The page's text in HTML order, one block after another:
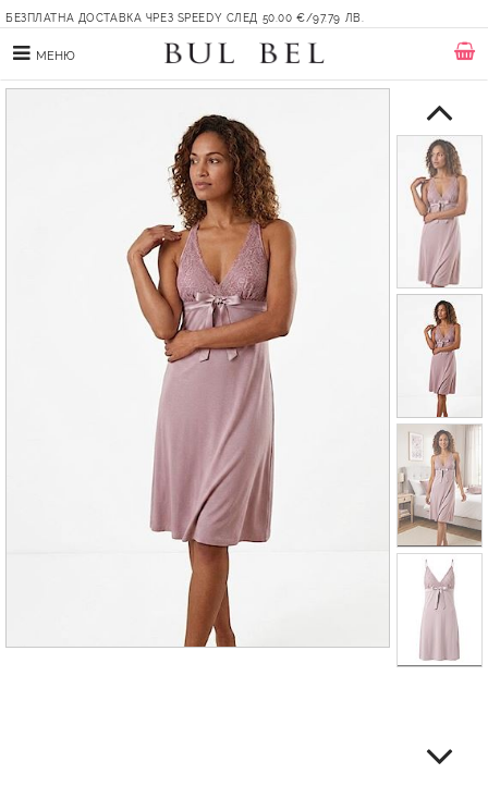
БЕЗПЛАТНА ДОСТАВКА ЧРЕЗ SPEEDY СЛЕД 50.00 €/97.79 ЛВ.
МЕНЮ